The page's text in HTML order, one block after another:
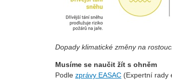
Dopady klimatické změny na
Musíme se naučit žít s ohněm
Podle zprávy EASAC (Expertní rady